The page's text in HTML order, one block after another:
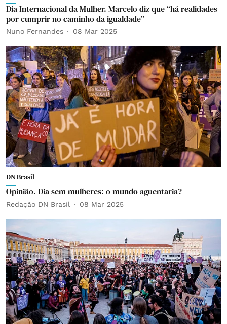
Dia Internacional da Mulher. Marcelo diz que “há realidades
por cumprir no caminho da igualdade”
Nuno Fernandes 08 Mar 2025
DN Brasil
Opinião. Dia sem mulheres: o mundo aguentaria?
Redação DN Brasil 08 Mar 2025